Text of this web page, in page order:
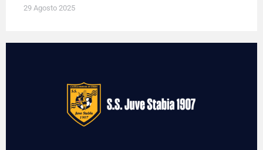
29 Agosto 2025